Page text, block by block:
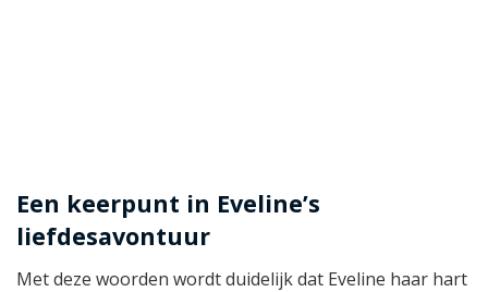
Een keerpunt in Eveline’s
liefdesavontuur
Met deze woorden wordt duidelijk dat Eveline haar hart